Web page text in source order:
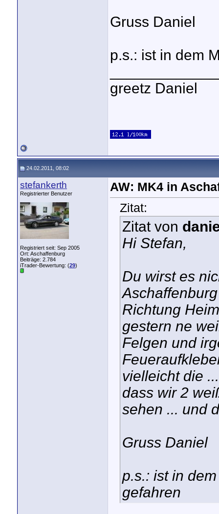
Gruss Daniel
p.s.: ist in dem
greetz Daniel
24.02.2011, 08:02
stefankerth
Registrierter Benutzer
Registriert seit: Sep 2005
Ort: Aschaffenburg
Beiträge: 2.784
iTrader-Bewertung: (29)
AW: MK4 in
Zitat:
Zitat von
Hi Stefan,
Du wirst es
Richtung
gestern ne
Felgen und
vielleicht die
dass wir 2
sehen ... und
Gruss Daniel
p.s.: ist in
gefahren